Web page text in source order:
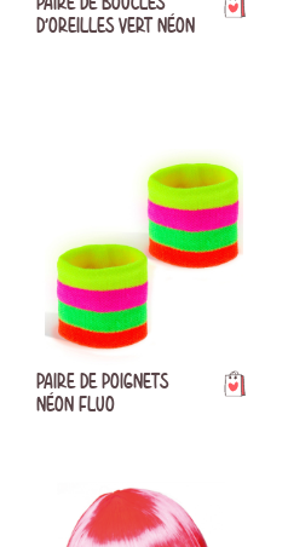
D'OREILLES VERT NÉON
PAIRE DE POIGNETS
NÉON FLUO